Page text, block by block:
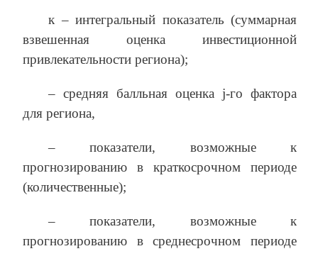
к – интегральный показатель (суммарная
взвешенная оценка инвестиционной
привлекательности региона);
– средняя балльная оценка j-го фактора
для региона,
– показатели, возможные к
прогнозированию в краткосрочном периоде
(количественные);
– показатели, возможные к
прогнозированию в среднесрочном периоде